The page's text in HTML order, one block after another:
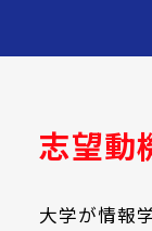
志望動
大学が情報